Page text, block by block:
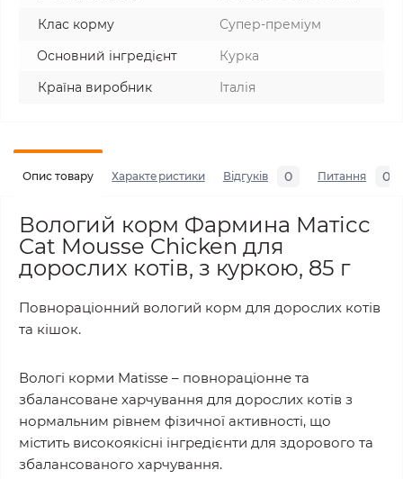
Клас корму
Супер-преміум
Основний інгредієнт
Курка
Країна виробник
Італія
Опис товару Характеристики Відгуків 0 Питання 0
Вологий корм Фармина Матісс
Cat Mousse Chicken для
дорослих котів, з куркою, 85 г
Повнораціонний вологий корм для дорослих котів
та кішок.
Вологі корми Matisse – повнораціонне та
збалансоване харчування для дорослих котів з
нормальним рівнем фізичної активності, що
містить високоякісні інгредієнти для здорового та
збалансованого харчування.